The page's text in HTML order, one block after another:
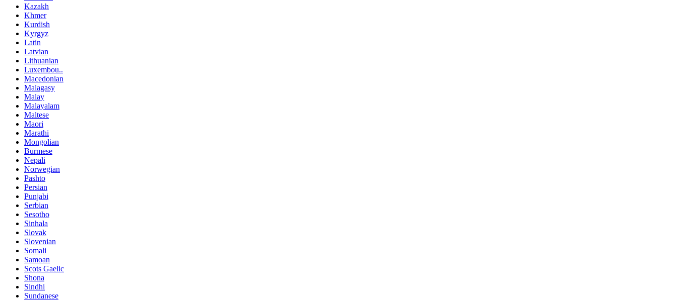
Kazakh
Khmer
Kurdish
Kyrgyz
Latin
Latvian
Lithuanian
Luxembou..
Macedonian
Malagasy
Malay
Malayalam
Maltese
Maori
Marathi
Mongolian
Burmese
Nepali
Norwegian
Pashto
Persian
Punjabi
Serbian
Sesotho
Sinhala
Slovak
Slovenian
Somali
Samoan
Scots Gaelic
Shona
Sindhi
Sundanese